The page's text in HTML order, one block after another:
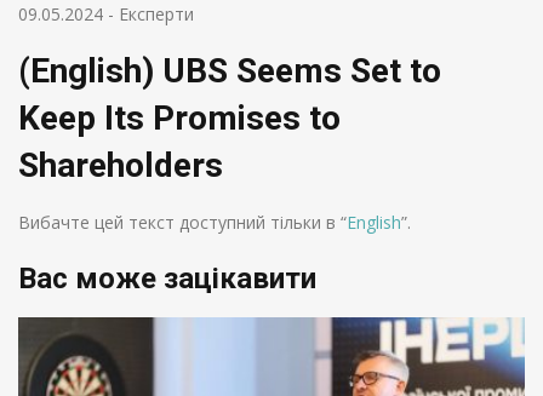
09.05.2024 - Експерти
(English) UBS Seems Set to
Keep Its Promises to
Shareholders
Вибачте цей текст доступний тільки в “English”.
Вас може зацікавити